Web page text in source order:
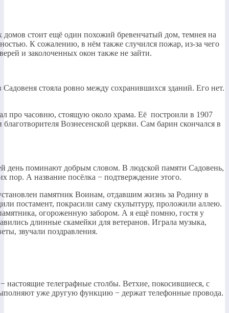
стоит ещё один похожий бревенчатый дом, темнея на
К сожалению, в нём также случился пожар, из-за чего
и заколоченных окон также не зайти.
Садовеня стояла ровно между сохранившихся зданий. Его нет.
про часовню, стоящую около храма. Её построили в 1907
Вознесенской церкви. Сам барин скончался в
день поминают добрым словом. В людской памяти Садовень,
пор. А название посёлка − подтверждение этого.
памятник Воинам, отдавшим жизнь за Родину в
постамент, покрасили саму скульптуру, проложили аллею.
огороженную забором. А я ещё помню, гостя у
длинные скамейки для ветеранов. Играла музыка,
звучали поздравления.
телеграфные столбы. Ветхие, покосившиеся, с
уже другую функцию − держат телефонные провода.